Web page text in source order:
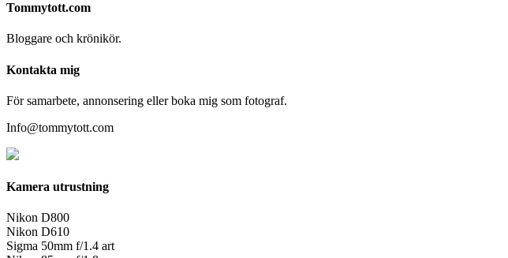
Tommytott.com
Bloggare och krönikör.
Kontakta mig
För samarbete, annonsering eller boka mig som fotograf.
Info@tommytott.com
Kamera utrustning
Nikon D800
Nikon D610
Sigma 50mm f/1.4 art